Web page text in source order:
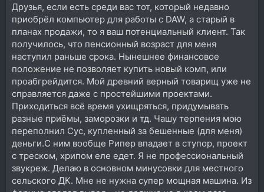
Друзья, если есть среди вас тот, который недавно
приобрёл компьютер для работы c DAW, а старый в
планах продажи, то я ваш потенциальный клиент. Так
получилось, что пенсионный возраст для меня
наступил раньше срока. Нынешнее финансовое
положение не позволяет купить новый комп, или
проабгрейдится. Мой древний верный товарищ уже не
справляется даже с простейшими проектами.
Приходиться всё время ухищряться, придумывать
разные приёмы, заморозки и тд. Чашу терпения мою
переполнил Сус, купленный за бешенные (для меня)
деньги.С ним вообще Рипер впадает в ступор, проект
с треском, хрипом еле едет. Я не профессиональный
звукреж. Делаю в основном минусовки для местного
сельского ДК. Мне не нужна супер мощная машина. Из